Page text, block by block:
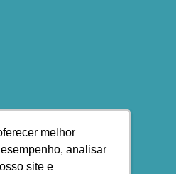
melhor
analisar
site e
melhor
analisar
site e